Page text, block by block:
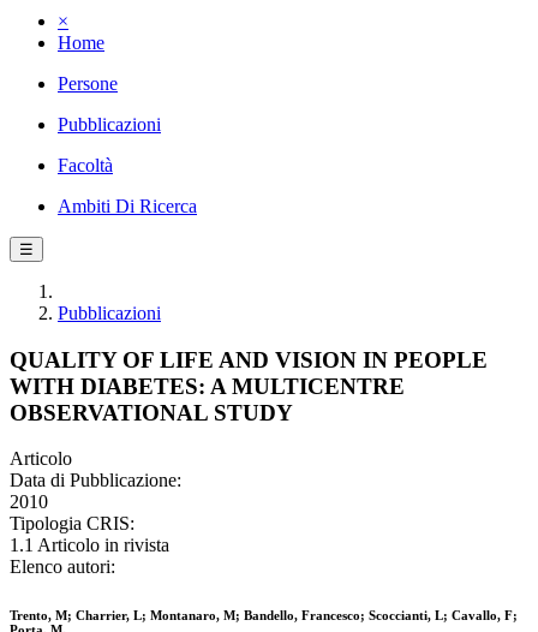
×
Home
Persone
Pubblicazioni
Facoltà
Ambiti Di Ricerca
☰
Pubblicazioni
QUALITY OF LIFE AND VISION IN PEOPLE
WITH DIABETES: A MULTICENTRE
OBSERVATIONAL STUDY
Articolo
Data di Pubblicazione:
2010
Tipologia CRIS:
1.1 Articolo in rivista
Elenco autori:
Trento, M; Charrier, L; Montanaro, M; Bandello, Francesco; Scoccianti, L; Cavallo, F;